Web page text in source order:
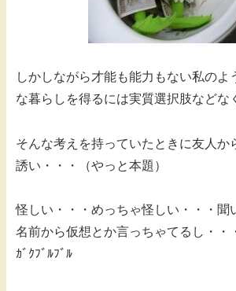
しかしながら才能も能力もない私のよ
な暮らしを得るには実質選択肢などな
そんな考えを持っていたときに友人か
誘い・・・（やっと本題）
怪しい・・・めっちゃ怪しい・・・聞
名前から仮想とか言っちゃてるし・・
ｶﾞｸﾌﾞﾙﾌﾞﾙ